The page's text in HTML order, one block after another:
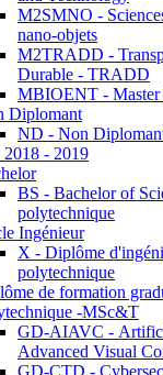
M2SMNO -
nano-objets
M2TRADD -
Durable - TRADD
MBIOENT - Master
Diplomant
ND - Non
2018 - 2019
BS - Bachelor of
polytechnique
Ingénieur
X - Diplôme
polytechnique
de formation
-MSc&T
GD-AIAVC -
Advanced Visual
GD-CTD -